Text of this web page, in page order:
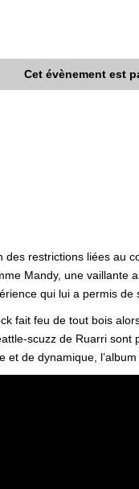
Cet évènement est
restrictions liées au
Mandy, une
qui lui a permis
fait feu de tout bois
scuzz de Ruarri
de dynamique,